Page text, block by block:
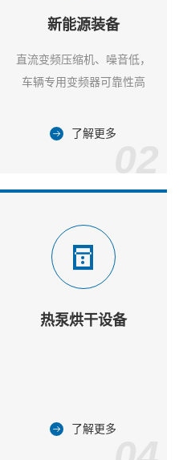
新能源装备
直流变频压缩机、噪音低，
车辆专用变频器可靠性高
了解更多
热泵烘干设备
了解更多